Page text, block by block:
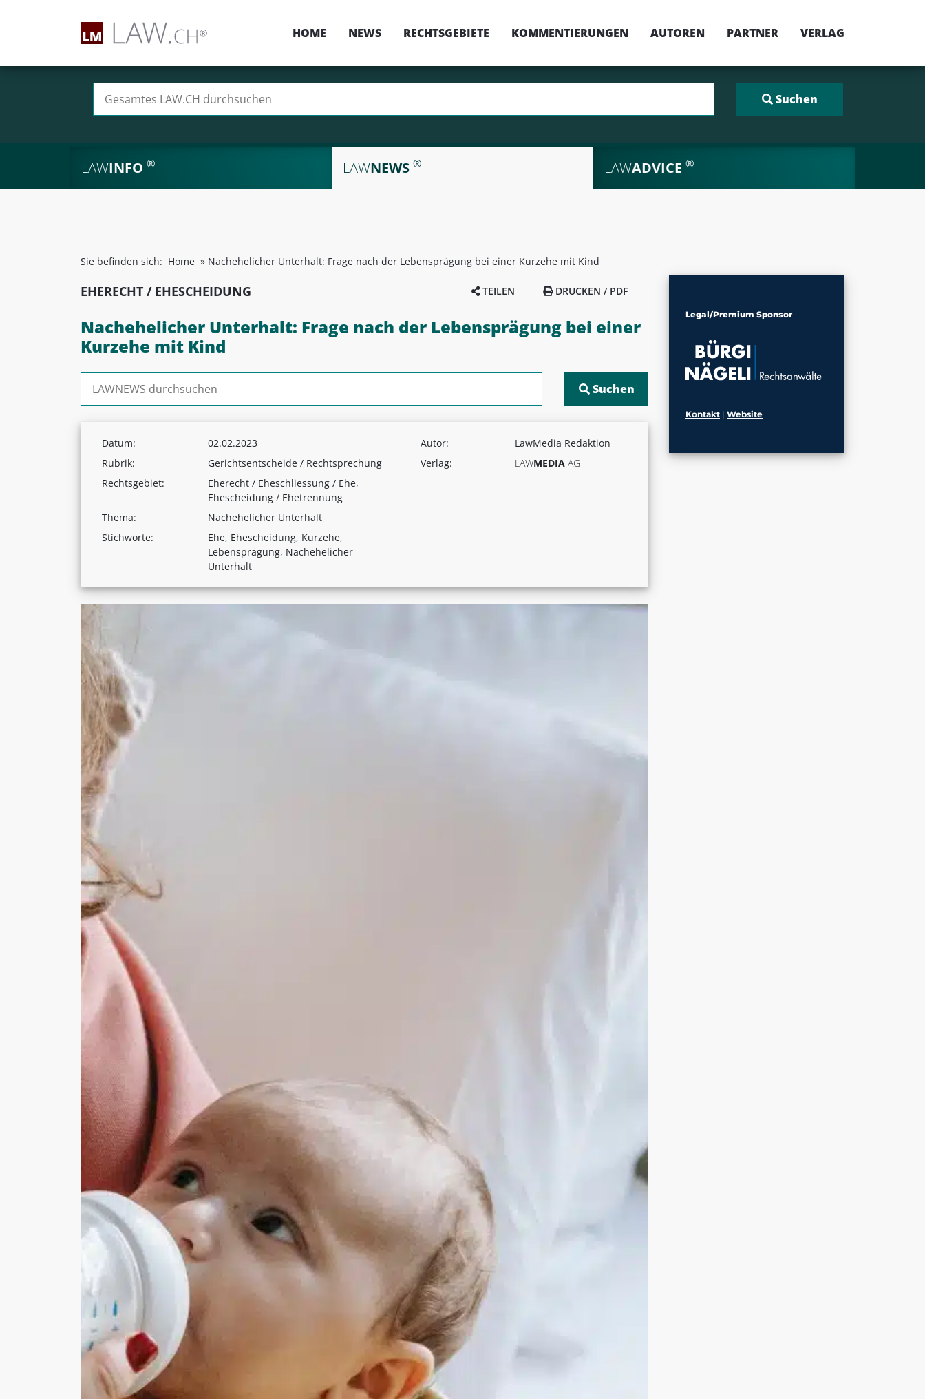
HOME NEWS RECHTSGEBIETE KOMMENTIERUNGEN AUTOREN PARTNER VERLAG
LAWINFO ® LAWNEWS ® LAWADVICE ®
Sie befinden sich: Home » Nachehelicher Unterhalt: Frage nach der Lebensprägung bei einer Kurzehe mit Kind
EHERECHT / EHESCHEIDUNG TEILEN DRUCKEN / PDF
Nachehelicher Unterhalt: Frage nach der Lebensprägung bei einer
Kurzehe mit Kind
Datum:
02.02.2023
Rubrik:
Gerichtsentscheide / Rechtsprechung
Rechtsgebiet:
Eherecht / Eheschliessung / Ehe,
Ehescheidung / Ehetrennung
Thema:
Nachehelicher Unterhalt
Stichworte:
Ehe, Ehescheidung, Kurzehe,
Lebensprägung, Nachehelicher
Unterhalt
Autor:
LawMedia Redaktion
Verlag:
LAWMEDIA AG
Legal/Premium Sponsor
Kontakt | Website